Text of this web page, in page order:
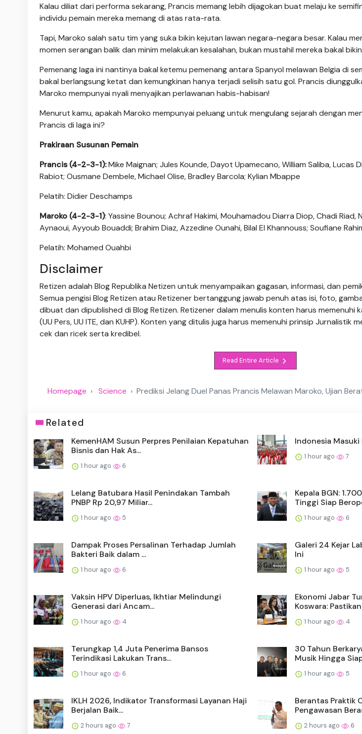
Kalau diliat dari performa sekarang, Prancis memang lebih dijagokan buat melaju ke
individu pemain mereka memang di atas rata-rata.
Tapi, Maroko salah satu tim yang suka bikin kejutan lawan negara-negara besar. Kalau
momen serangan balik dan minim melakukan kesalahan, bukan mustahil mereka bakal
Pemenang laga ini nantinya bakal ketemu pemenang antara Spanyol melawan Belgia di
bakal berlangsung ketat dan kemungkinan hanya terjadi selisih satu gol. Prancis
Maroko mempunyai nyali menyajikan perlawanan habis-habisan!
Menurut kamu, apakah Maroko mempunyai peluang untuk mengulang sejarah dengan
Prancis di laga ini?
Prakiraan Susunan Pemain
Prancis (4-2-3-1):Mike Maignan; Jules Kounde, Dayot Upamecano, William Saliba, Lucas
Rabiot; Ousmane Dembele, Michael Olise, Bradley Barcola; Kylian Mbappe
Pelatih: Didier Deschamps
Maroko (4-2-3-1): Yassine Bounou; Achraf Hakimi, Mouhamadou Diarra Diop, Chadi Riad,
Aynaoui, Ayyoub Bouaddi; Brahim Diaz, Azzedine Ounahi, Bilal El Khannouss; Soufiane
Pelatih: Mohamed Ouahbi
Disclaimer
Retizen adalah Blog Republika Netizen untuk menyampaikan gagasan, informasi, dan
Semua pengisi Blog Retizen atau Retizener bertanggung jawab penuh atas isi, foto,
dibuat dan dipublished di Blog Retizen. Retizener dalam menulis konten harus memenuhi
(UU Pers, UU ITE, dan KUHP). Konten yang ditulis juga harus memenuhi prinsip Jurnalistik
cek dan ricek serta kredibel.
Read Entire Article
Homepage Science Prediksi Jelang Duel Panas Prancis Melawan Maroko, Ujian
Related
KemenHAM Susun Perpres Penilaian Kepatuhan
Bisnis dan Hak As...
1 hour ago 6
Indonesia Masuki
1 hour ago 7
Lelang Batubara Hasil Penindakan Tambah
PNBP Rp 20,97 Miliar...
1 hour ago 5
Kepala BGN:
Tinggi Siap
1 hour ago 6
Dampak Proses Persalinan Terhadap Jumlah
Bakteri Baik dalam ...
1 hour ago 6
Galeri 24 Kejar
Ini
1 hour ago 5
Vaksin HPV Diperluas, Ikhtiar Melindungi
Generasi dari Ancam...
1 hour ago 4
Ekonomi Jabar
Koswara: Pastikan
1 hour ago 4
Terungkap 1,4 Juta Penerima Bansos
Terindikasi Lakukan Trans...
1 hour ago 6
30 Tahun
Musik Hingga
1 hour ago 5
IKLH 2026, Indikator Transformasi Layanan Haji
Berjalan Baik...
2 hours ago 7
Berantas Praktik
Pengawasan
2 hours ago 6